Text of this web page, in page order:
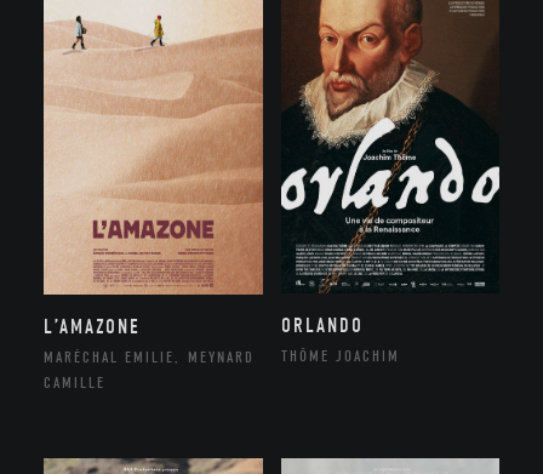
L’AMAZONE
MARÉCHAL EMILIE, MEYNARD
CAMILLE
ORLANDO
THÔME JOACHIM